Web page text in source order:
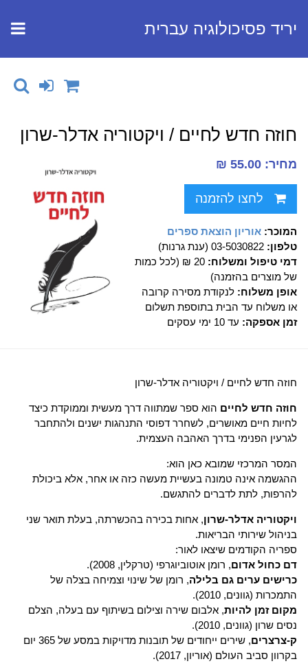
יריד פסיכולוגיה עברית
חוזה חדש לחיים / ויקטוריה אדלר-שרון
מחיר: 55.00 ₪
לחצו להזמנה
המוכר: אוריון הוצאת ספרים
טלפון: 03-5030822 (ענת גרנות)
דמי טיפול ומשלוח:
20 ₪ (לכל כמות
של מוצרים בהזמנה)
אופן משלוח: לנקודת מסירה קרובה
או משלוח עד הבית בתוספת תשלום
זמן אספקה: עד 10 ימי עסקים
חוזה חדש לחיים / ויקטוריה אדלר-שרון
חוזה חדש לחיים הוא ספר שמתווה דרך מעשית וממוקדת כיצד
לחיות חיים מאושרים, לשחרר דפוסי התנהגות ישנים ולהתחבר
לגרעין הפנימי בדרך האהבה העצמית.
המסר המרכזי שמובא כאן הוא:
ההגשמה אינה טמונה בעשיית מעשה כזה או אחר, אלא ביכולת
להרפות, לתת לדברים להתגשם.
ויקטוריה אדלר-שרון, אחות בכירה בהכשרתה, בעלת תואר שני
בניהול שירותי הבריאות.
ספריה הקודמים שיצאו לאור:
דם כחול אדום, רומן אוטוביוגרפי (טרקלין, 2008).
כרישים ערים גם בלילה, רומן של שינוי וצמיחה בצלה של
התמכרות (גוונים, 2010).
מקום זמן להיות, אלבום שירה וצילום בשיתוף עם בעלה, הצלם
נסים שרון (גוונים, 2010).
ק-צרצרים
, שירים ייחודים של תובנות מדויקות במסע של 365 יום
בקרוון סביב העולם (אוריון, 2017).